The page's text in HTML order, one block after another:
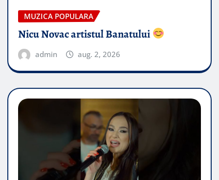
MUZICA POPULARA
Nicu Novac artistul Banatului
admin aug. 2, 2026